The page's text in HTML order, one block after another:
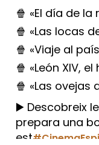
🍿 «El día de la
🍿 «Las locas
🍿 «Viaje al
🍿 «León XIV,
🍿 «Las ovejas
▶️ Descobreix
prepara una
est